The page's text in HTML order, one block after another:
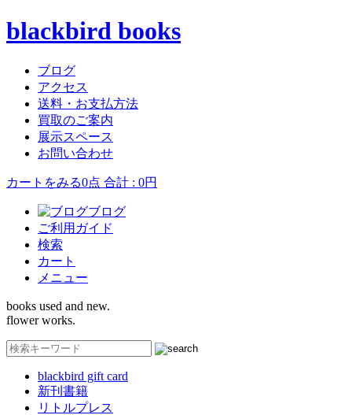
blackbird books
ブログ
アクセス
送料・お支払方法
買取のご案内
展示スペース
お問い合わせ
カートをみる0点 合計 : 0円
ブログ
ご利用ガイド
検索
カート
メニュー
books used and new.
flower works.
blackbird gift card
新刊書籍
リトルプレス